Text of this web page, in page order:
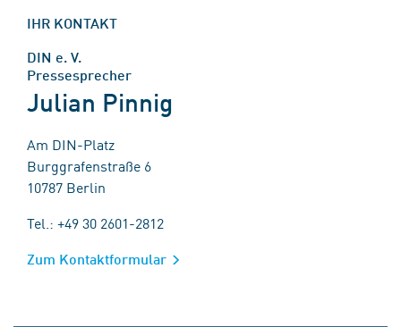
IHR KONTAKT
DIN e. V.
Pressesprecher
Julian Pinnig
Am DIN-Platz
Burggrafenstraße 6
10787 Berlin
Tel.: +49 30 2601-2812
Zum Kontaktformular